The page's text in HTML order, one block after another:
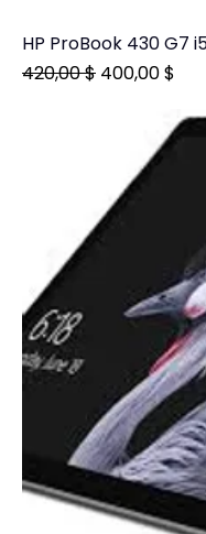
HP ProBook 430 G7
Prix original
420,00 $ Prix
400,00 $